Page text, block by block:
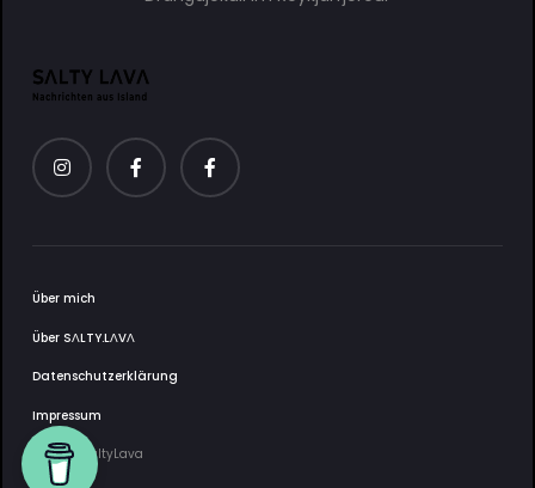
Über mich
Über SΛLTY.LΛVΛ
Datenschutzerklärung
Impressum
2025 © SaltyLava